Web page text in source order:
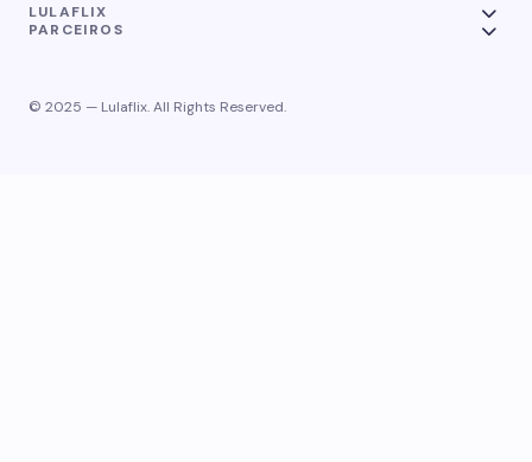
LULAFLIX
PARCEIROS
© 2025 — Lulaflix. All Rights Reserved.